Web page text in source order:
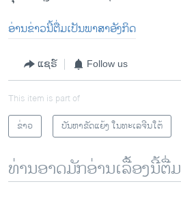
ອ່ານ​ຂ່າວນີ້​ຕື່ມ​ເປັນ​ພາ​ສາ​ອັງ​ກິດ
ແຊຣ໌ Follow us
This item is part of
ຂ່າວ
ບັນຫາຂັດແຍ້ງ ໃນທະເລຈີນໃຕ້
ທ່ານອາດມັກອ່ານເລື້ອງນີ້ຕື່ມ